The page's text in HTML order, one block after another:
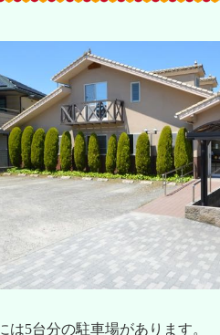
は5台分の駐車場があります。